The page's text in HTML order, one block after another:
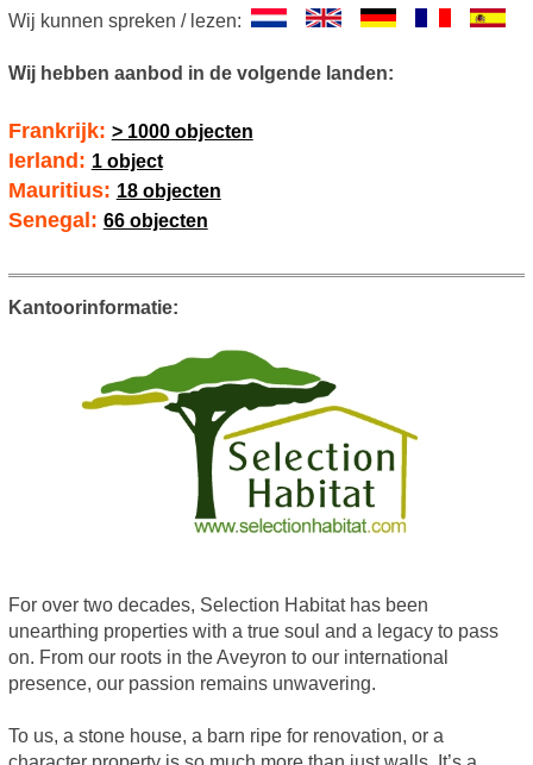
Wij kunnen spreken / lezen:
Wij hebben aanbod in de volgende landen:
Frankrijk: > 1000 objecten
Ierland: 1 object
Mauritius: 18 objecten
Senegal: 66 objecten
Kantoorinformatie:
For over two decades, Selection Habitat has been
unearthing properties with a true soul and a legacy to pass
on. From our roots in the Aveyron to our international
presence, our passion remains unwavering.
To us, a stone house, a barn ripe for renovation, or a